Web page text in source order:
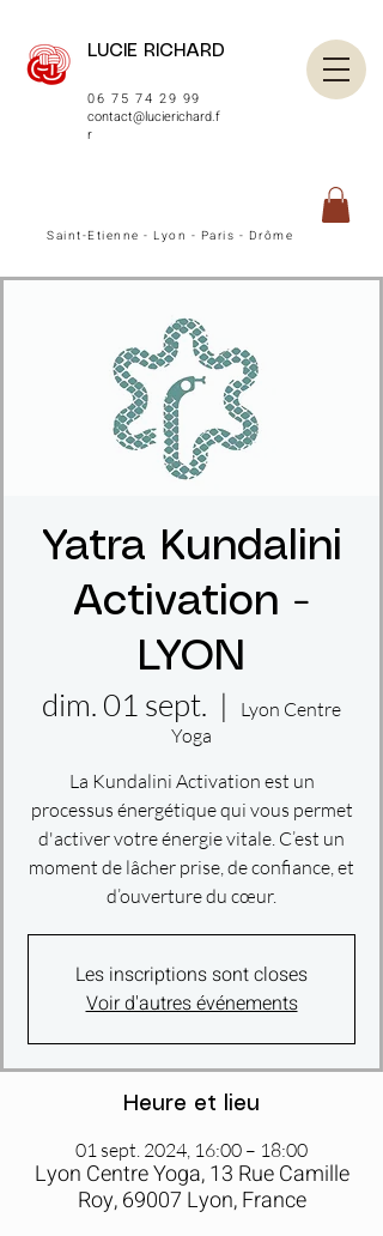
LUCIE RICHARD
06 75 74 29 99
contact@lucierichard.f
r
Saint-Etienne - Lyon - Paris - Drôme
Yatra Kundalini
Activation -
LYON
dim. 01 sept.
  |
Lyon Centre
Yoga
La Kundalini Activation est un
processus énergétique qui vous permet
d'activer votre énergie vitale. C’est un
moment de lâcher prise, de confiance, et
d’ouverture du cœur.
Les inscriptions sont closes
Voir d'autres événements
Heure et lieu
01 sept. 2024, 16:00 – 18:00
Lyon Centre Yoga, 13 Rue Camille
Roy, 69007 Lyon, France